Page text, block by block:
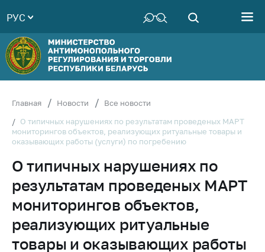
Руководство
Структура
Министерства
Территориальные
Законодательство
деятельность
Общественно-
консультативный
совет
Соискателям
РУС
Главная Новости
Все новости
О типичных нарушениях по результатам проведеных МАРТ
мониторингов объектов, реализующих ритуальные товары и
оказывающих работы (услуги) по погребению
О типичных нарушениях по
результатам проведеных МАРТ
мониторингов объектов,
реализующих ритуальные
товары и оказывающих работы